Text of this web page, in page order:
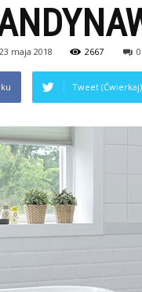
23 maja 2018 2667 0
Tweet